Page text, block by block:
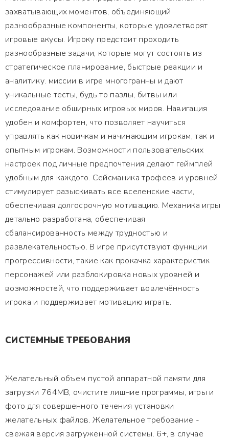
захватывающих моментов, объединяющий
разнообразные компоненты, которые удовлетворят
игровые вкусы. Игроку предстоит проходить
разнообразные задачи, которые могут состоять из
стратегическое планирование, быстрые реакции и
аналитику. миссии в игре многогранны и дают
уникальные тесты, будь то пазлы, битвы или
исследование обширных игровых миров. Навигация
удобен и комфортен, что позволяет научиться
управлять как новичкам и начинающим игрокам, так и
опытным игрокам. Возможности пользовательских
настроек под личные предпочтения делают геймплей
удобным для каждого. Сейсманика трофеев и уровней
стимулирует разыскивать все вселенские части,
обеспечивая долгосрочную мотивацию. Механика игры
детально разработана, обеспечивая
сбалансированность между трудностью и
развлекательностью. В игре присутствуют функции
прогрессивности, такие как прокачка характеристик
персонажей или разблокировка новых уровней и
возможностей, что поддерживает вовлечённость
игрока и поддерживает мотивацию играть.
СИСТЕМНЫЕ ТРЕБОВАНИЯ
Желательный объем пустой аппаратной памяти для
загрузки 764MB, очистите лишние программы, игры и
фото для совершенного течения установки
желательных файлов. Желательное требование -
свежая версия загруженной системы. 6+, в случае